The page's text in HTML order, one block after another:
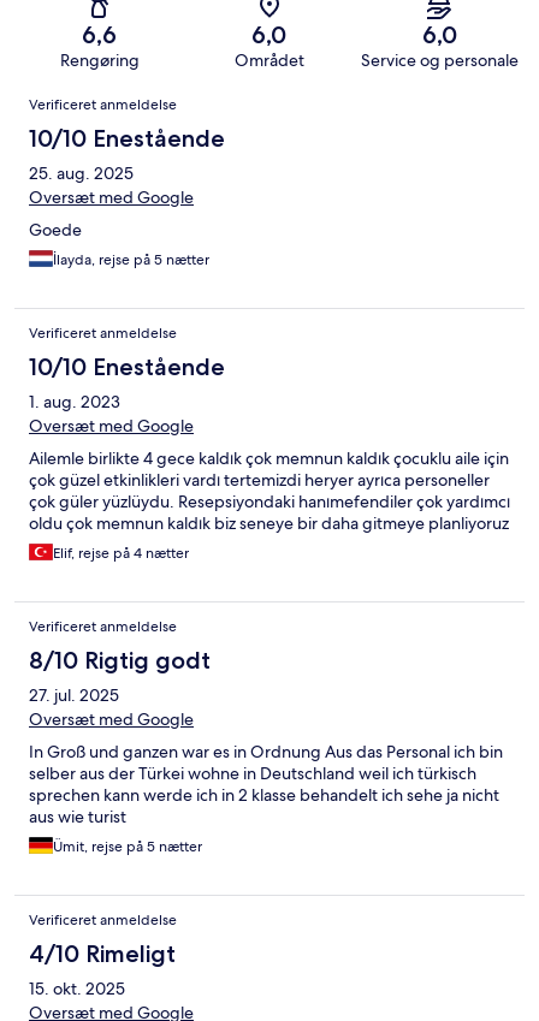
6,6
Rengøring
6,0
Området
6,0
Service og personale
Anmeldelser
Verificeret anmeldelse
10/10 Enestående
25. aug. 2025
Oversæt med Google
Goede
İlayda, rejse på 5 nætter
Verificeret anmeldelse
10/10 Enestående
1. aug. 2023
Oversæt med Google
Ailemle birlikte 4 gece kaldık çok memnun kaldık çocuklu aile için
çok güzel etkinlikleri vardı tertemizdi heryer ayrıca personeller
çok güler yüzlüydu. Resepsiyondaki hanımefendiler çok yardımcı
oldu çok memnun kaldık biz seneye bir daha gitmeye planliyoruz
Elif, rejse på 4 nætter
Verificeret anmeldelse
8/10 Rigtig godt
27. jul. 2025
Oversæt med Google
In Groß und ganzen war es in Ordnung Aus das Personal ich bin
selber aus der Türkei wohne in Deutschland weil ich türkisch
sprechen kann werde ich in 2 klasse behandelt ich sehe ja nicht
aus wie turist
Ümit, rejse på 5 nætter
Verificeret anmeldelse
4/10 Rimeligt
15. okt. 2025
Oversæt med Google